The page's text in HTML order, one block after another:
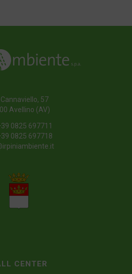
57
Avellino (AV)
0825 697711
0825 697718
CENTER